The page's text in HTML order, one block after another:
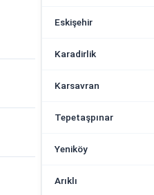
Eskişehir
Karadirlik
Karsavran
Tepetaşpınar
Yeniköy
Arıklı